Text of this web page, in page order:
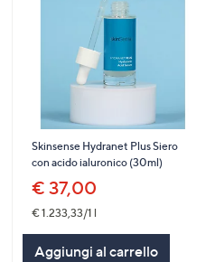
Skinsense Hydranet Plus Siero
con acido ialuronico (30ml)
€ 37,00
€ 1.233,33/1 l
Aggiungi al carrello